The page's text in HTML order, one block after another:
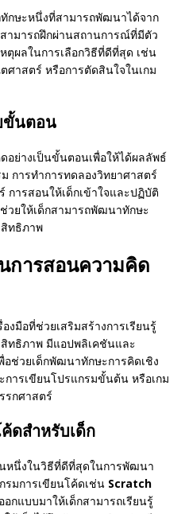
กษะหนึ่งที่สามารถพัฒนาได้จาก
ามารถฝึกผ่านสถานการณ์ที่มีตัว
ตุผลในการเลือกวิธีที่ดีที่สุด เช่น
าสตร์ หรือการตัดสินใจในเกม
ขั้นตอน
ย่างเป็นขั้นตอนเพื่อให้ได้ผลลัพธ์
การทำการทดลองวิทยาศาสตร์
ารสอนให้เด็กเข้าใจและปฏิบัติ
วยให้เด็กสามารถพัฒนาทักษะ
สิทธิภาพ
การสอนความคิด
องมือที่ช่วยเสริมสร้างการเรียนรู้
ทธิภาพ มีแอปพลิเคชันและ
ช่วยเด็กพัฒนาทักษะการคิดเชิง
ารเขียนโปรแกรมขั้นต้น หรือเกม
รกศาสตร์
ดสำหรับเด็ก
นหนึ่งในวิธีที่ดีที่สุดในการพัฒนา
รมการเขียนโค้ดเช่น Scratch
กแบบมาให้เด็กสามารถเรียนรู้